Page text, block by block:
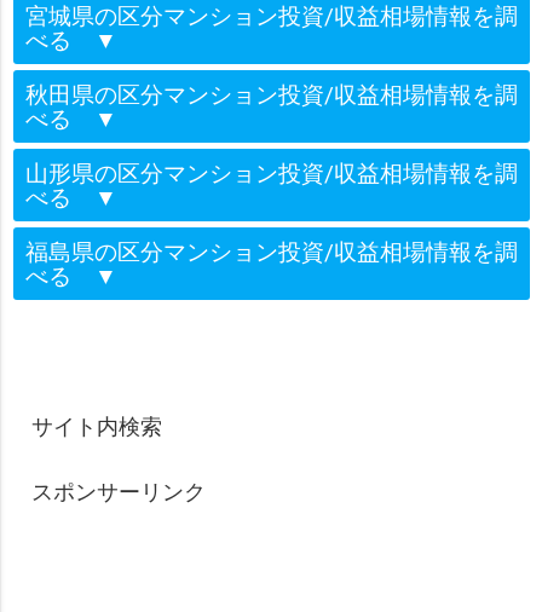
宮城県の区分マンション投資/収益相場情報を調
べる ▼
秋田県の区分マンション投資/収益相場情報を調
べる ▼
山形県の区分マンション投資/収益相場情報を調
べる ▼
福島県の区分マンション投資/収益相場情報を調
べる ▼
サイト内検索
スポンサーリンク